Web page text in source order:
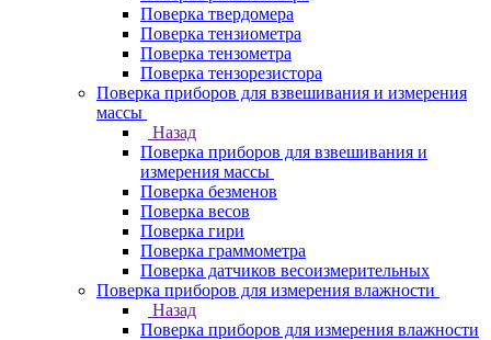
Поверка твердомера
Поверка тензиометра
Поверка тензометра
Поверка тензорезистора
Поверка приборов для взвешивания и измерения
массы
Назад
Поверка приборов для взвешивания и
измерения массы
Поверка безменов
Поверка весов
Поверка гири
Поверка граммометра
Поверка датчиков весоизмерительных
Поверка приборов для измерения влажности
Назад
Поверка приборов для измерения влажности